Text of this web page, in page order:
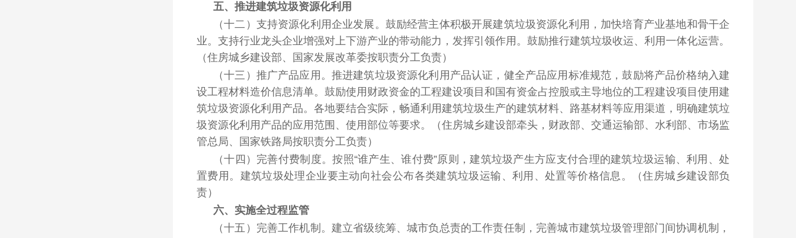
五、推进建筑垃圾资源化利用
（十二）支持资源化利用企业发展。 鼓励经营主体积极开展建筑垃圾资源化利用，加快培育产业基地和骨干企
业。支持行业龙头企业增强对上下游产业的带动能力，发挥引领作用。鼓励推行建筑垃圾收运、利用一体化运营。
（住房城乡建设部、国家发展改革委按职责分工负责）
（十三）推广产品应用。 推进建筑垃圾资源化利用产品认证，健全产品应用标准规范，鼓励将产品价格纳入建
设工程材料造价信息清单。鼓励使用财政资金的工程建设项目和国有资金占控股或主导地位的工程建设项目使用建
筑垃圾资源化利用产品。各地要结合实际，畅通利用建筑垃圾生产的建筑材料、路基材料等应用渠道，明确建筑垃
圾资源化利用产品的应用范围、使用部位等要求。
（住房城乡建设部牵头，财政部、交通运输部、水利部、市场监
管总局、国家铁路局按职责分工负责）
（十四）完善付费制度。按照“谁产生、谁付费”原则，建筑垃圾产生方应支付合理的建筑垃圾运输、利用、处
置费用。建筑垃圾处理企业要主动向社会公布各类建筑垃圾运输、利用、处置等价格信息。
（住房城乡建设部负
责）
六、实施全过程监管
（十五）完善工作机制。 建立省级统筹、城市负总责的工作责任制，完善城市建筑垃圾管理部门间协调机制，